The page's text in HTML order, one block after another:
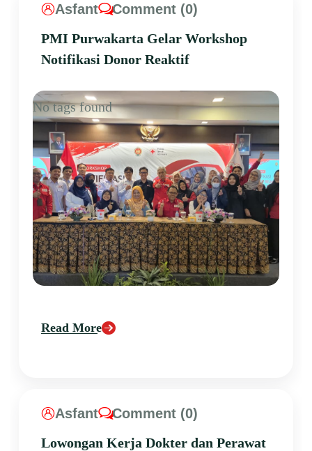
Asfant
Comment (0)
PMI Purwakarta Gelar Workshop
Notifikasi Donor Reaktif
No tags found
Read More
Asfant
Comment (0)
Lowongan Kerja Dokter dan Perawat